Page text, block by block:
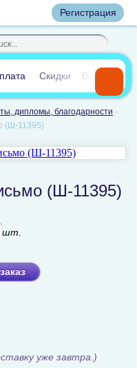
Регистрация
Скидки Вопросы и
дипломы, благодарности -
(Ш-11395)
(Ш-11395)
шт.
уже завтра.)